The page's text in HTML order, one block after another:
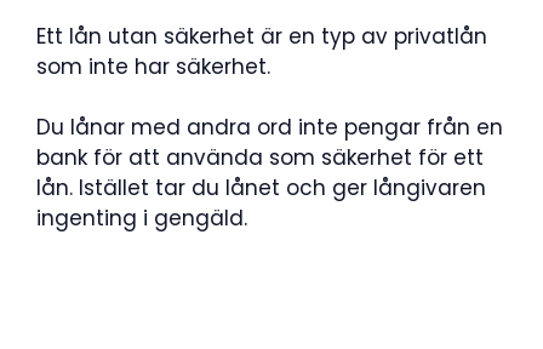
Ett lån utan säkerhet är en typ av privatlån
som inte har säkerhet.
Du lånar med andra ord inte pengar från en
bank för att använda som säkerhet för ett
lån. Istället tar du lånet och ger långivaren
ingenting i gengäld.